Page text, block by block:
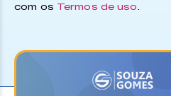
com os Termos de uso.